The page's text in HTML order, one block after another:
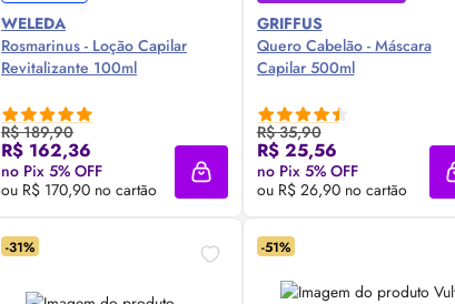
WELEDA
Rosmarinus - Loção Capilar
Revitalizante 100ml
R$ 189,90
R$ 162,36
no Pix 5% OFF
ou R$ 170,90 no cartão
Compre Agora ❯
Adicionar à sacola
GRIFFUS
Quero Cabelão - Máscara
Capilar 500ml
R$ 35,90
R$ 25,56
no Pix 5% OFF
ou R$ 26,90 no cartão
Compre Agora ❯
-31% -51%